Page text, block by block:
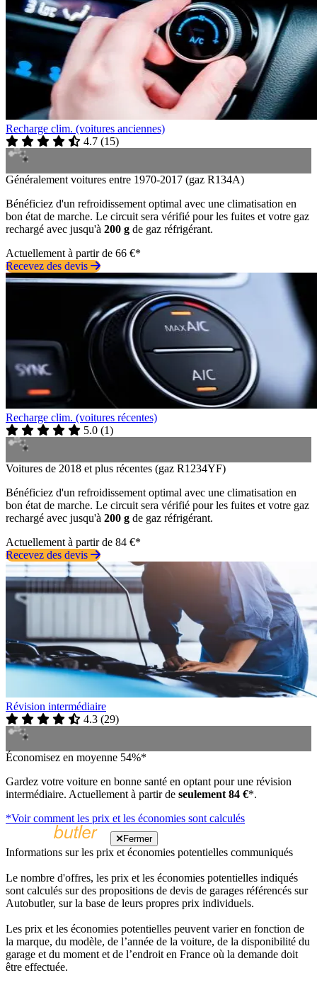
Recharge clim. (voitures anciennes)
4.7 (15)
Généralement voitures entre 1970-2017 (gaz R134A)
Bénéficiez d'un refroidissement optimal avec une climatisation en
bon état de marche. Le circuit sera vérifié pour les fuites et votre gaz
rechargé avec jusqu'à 200 g de gaz réfrigérant.
Actuellement à partir de 66 €*
Recevez des devis
Recharge clim. (voitures récentes)
5.0 (1)
Voitures de 2018 et plus récentes (gaz R1234YF)
Bénéficiez d'un refroidissement optimal avec une climatisation en
bon état de marche. Le circuit sera vérifié pour les fuites et votre gaz
rechargé avec jusqu'à 200 g de gaz réfrigérant.
Actuellement à partir de 84 €*
Recevez des devis
Révision intermédiaire
4.3 (29)
Économisez en moyenne 54%*
Gardez votre voiture en bonne santé en optant pour une révision
intermédiaire. Actuellement à partir de seulement 84 €*.
*Voir comment les prix et les économies sont calculés
Fermer
Informations sur les prix et économies potentielles communiqués
Le nombre d'offres, les prix et les économies potentielles indiqués
sont calculés sur des propositions de devis de garages référencés sur
Autobutler, sur la base de leurs propres prix individuels.
Les prix et les économies potentielles peuvent varier en fonction de
la marque, du modèle, de l’année de la voiture, de la disponibilité du
garage et du moment et de l’endroit en France où la demande doit
être effectuée.